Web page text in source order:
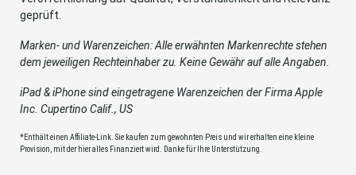
geprüft.
Marken- und Warenzeichen: Alle erwähnten Markenrechte stehen
dem jeweiligen Rechteinhaber zu. Keine Gewähr auf alle Angaben.
iPad & iPhone sind eingetragene Warenzeichen der Firma Apple
Inc. Cupertino Calif., US
*Enthält einen Affiliate-Link. Sie kaufen zum gewohnten Preis und wir erhalten eine kleine
Provision, mit der hier alles Finanziert wird. Danke für Ihre Unterstützung.